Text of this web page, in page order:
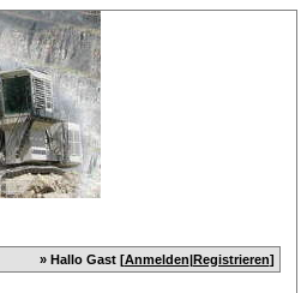
» Hallo Gast [Anmelden|Registrieren]